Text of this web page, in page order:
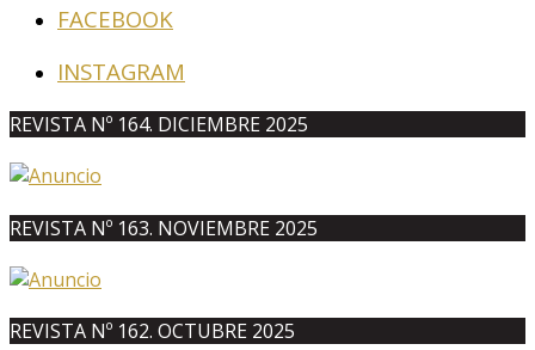
FACEBOOK
INSTAGRAM
REVISTA Nº 164. DICIEMBRE 2025
REVISTA Nº 163. NOVIEMBRE 2025
REVISTA Nº 162. OCTUBRE 2025